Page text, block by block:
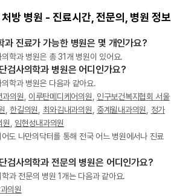
방 병원 - 진료시간, 전문의, 병원 정보
과 진료가 가능한 병원은 몇 개인가요?
학과 병원은 총 31개 병원이 있어요.
검사의학과 병원은 어디인가요?
학과 병원은 다음과 같아요.
과의원 이루탄메디케어의원
인구보건복지협회 서울
한길의원 최와김내과의원 중계윌내과의원
정가
원
임현성내과의원
도 나만의닥터를 통해 전국 어느 병원에서나 진료
검사의학과 전문의 병원은 어디인가요?
과 전문의 병원 1개는 다음과 같아요.
의원